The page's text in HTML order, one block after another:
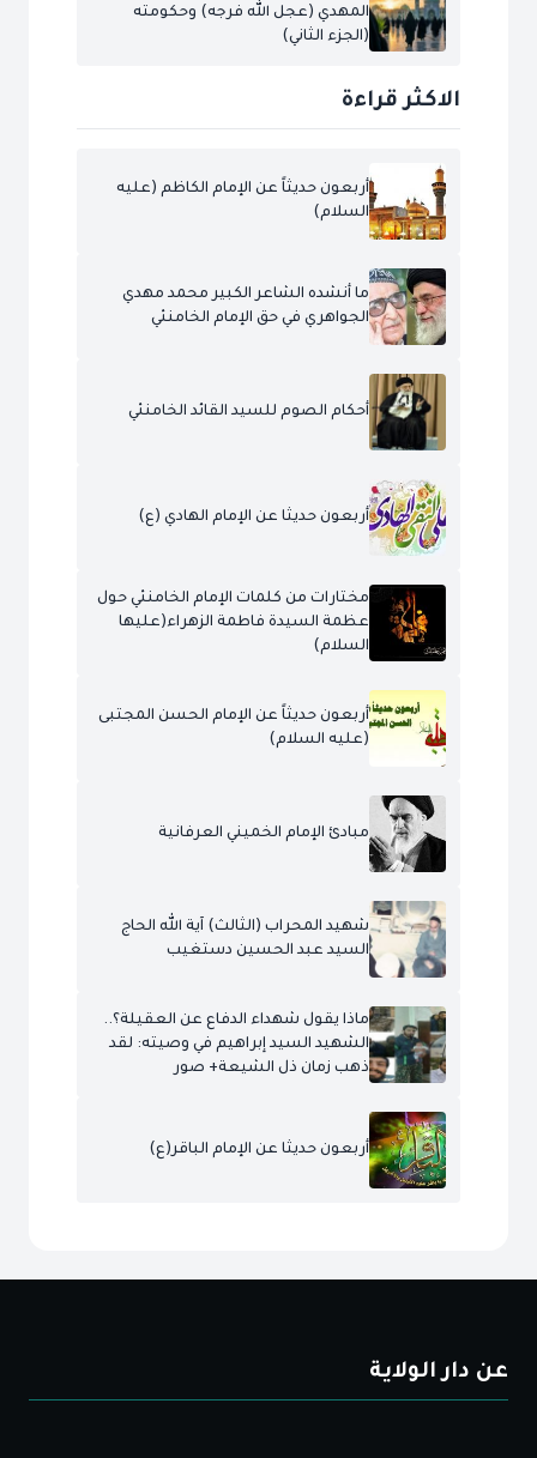
المهدي (عجل الله فرجه) وحكومته
(الجزء الثاني)
الاكثر قراءة
أربعون حديثاً عن الإمام الكاظم (عليه
السلام)
ما أنشده الشاعر الكبير محمد مهدي
الجواهري في حق الإمام الخامنئي
أحكام الصوم للسيد القائد الخامنئي
أربعون حديثا عن الإمام الهادي (ع)
مختارات من كلمات الإمام الخامنئي حول
عظمة السيدة فاطمة الزهراء(عليها
السلام)
أربعون حديثاً عن الإمام الحسن المجتبى
(عليه السلام)
مبادئ الإمام الخميني العرفانية
شهيد المحراب (الثالث) آية الله الحاج
السيد عبد الحسين دستغيب
ماذا يقول شهداء الدفاع عن العقيلة؟..
الشهيد السيد إبراهيم في وصيته: لقد
ذهب زمان ذل الشيعة+ صور
أربعون حديثا عن الإمام الباقر(ع)
عن دار الولاية